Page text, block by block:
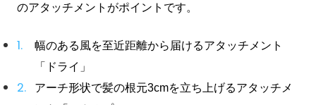
のアタッチメントがポイントです。
幅のある風を至近距離から届けるアタッチメント
「ドライ」
アーチ形状で髪の根元3cmを立ち上げるアタッチメ